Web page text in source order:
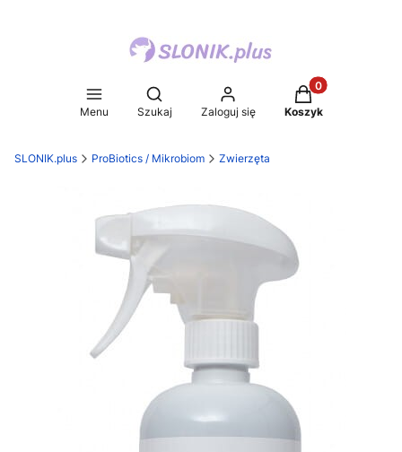
Menu
Otwórz wyszukiwarkę
Szukaj Zaloguj się
Produkty w
Koszyk
SLONIK.plus ProBiotics / Mikrobiom Zwierzęta